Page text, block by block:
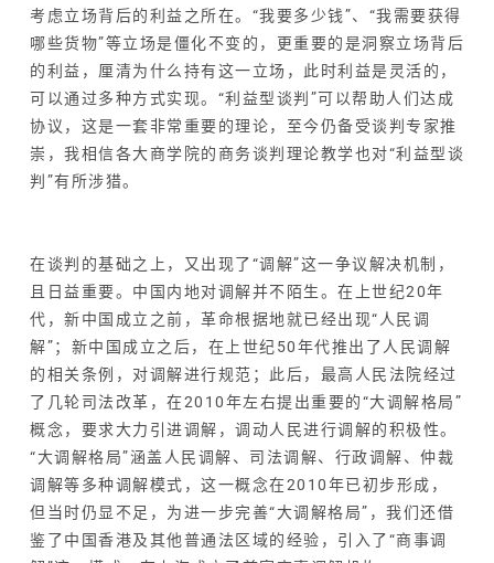
考虑立场背后的利益之所在。“我要多少钱”、“我需要获得
哪些货物”等立场是僵化不变的，更重要的是洞察立场背后
的利益，厘清为什么持有这一立场，此时利益是灵活的，
可以通过多种方式实现。“利益型谈判”可以帮助人们达成
协议，这是一套非常重要的理论，至今仍备受谈判专家推
崇，我相信各大商学院的商务谈判理论教学也对“利益型谈
判”有所涉猎。
在谈判的基础之上，又出现了“调解”这一争议解决机制，
且日益重要。中国内地对调解并不陌生。在上世纪20年
代，新中国成立之前，革命根据地就已经出现“人民调
解”；新中国成立之后，在上世纪50年代推出了人民调解
的相关条例，对调解进行规范；此后，最高人民法院经过
了几轮司法改革，在2010年左右提出重要的“大调解格局”
概念，要求大力引进调解，调动人民进行调解的积极性。
“大调解格局”涵盖人民调解、司法调解、行政调解、仲裁
调解等多种调解模式，这一概念在2010年已初步形成，
但当时仍显不足，为进一步完善“大调解格局”，我们还借
鉴了中国香港及其他普通法区域的经验，引入了“商事调